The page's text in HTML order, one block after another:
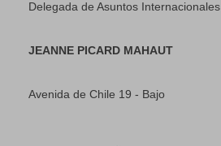
Delegada de Asuntos Internacionales
JEANNE PICARD MAHAUT
Avenida de Chile 19 - Bajo